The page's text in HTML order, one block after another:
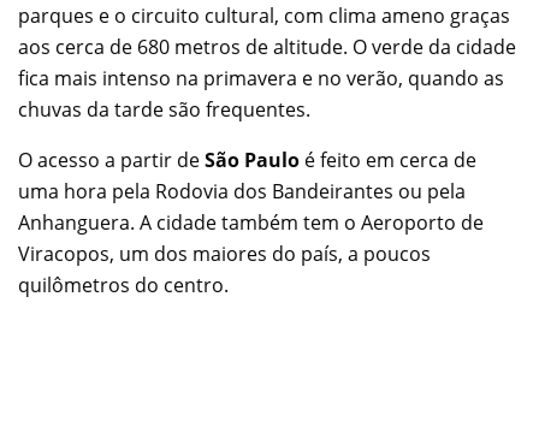
parques e o circuito cultural, com clima ameno graças
aos cerca de 680 metros de altitude. O verde da cidade
fica mais intenso na primavera e no verão, quando as
chuvas da tarde são frequentes.
O acesso a partir deSão Paulo é feito em cerca de
uma hora pela Rodovia dos Bandeirantes ou pela
Anhanguera. A cidade também tem o Aeroporto de
Viracopos, um dos maiores do país, a poucos
quilômetros do centro.